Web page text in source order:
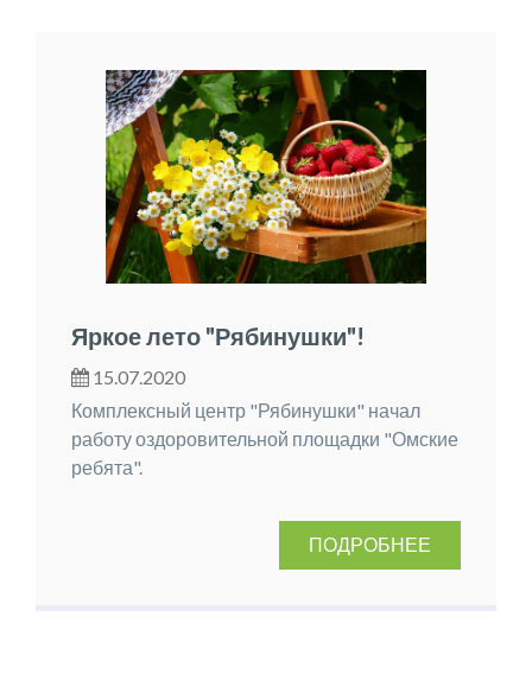
Яркое лето "Рябинушки"!
15.07.2020
Комплексный центр "Рябинушки" начал
работу оздоровительной площадки "Омские
ребята".
ПОДРОБНЕЕ